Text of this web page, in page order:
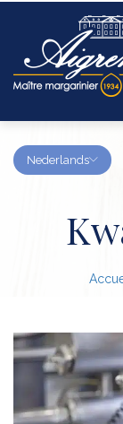
Nederlands